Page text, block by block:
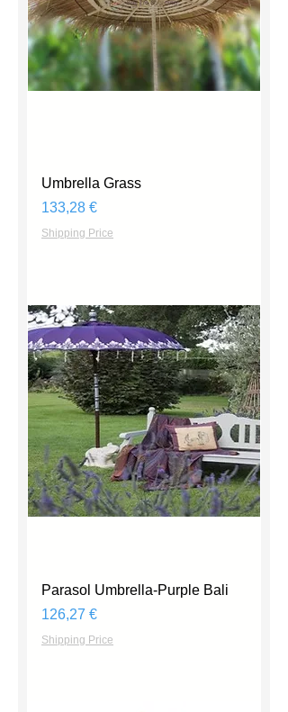
Umbrella Grass
Prix
133,28 €
Shipping Price
Parasol Umbrella-Purple Bali
Prix
126,27 €
Shipping Price